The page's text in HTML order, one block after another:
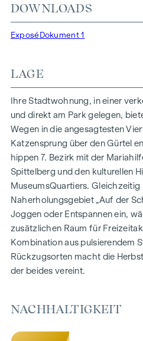
Mehr Infos unter:WOHNEN AM
Herbststraße – Winegg
Wohnflächen von ca. 30 bis
1- bis 4-Zimmerwohnungen
Gärten, Balkone, Loggien und
Großzügige Raumhöhen
Tiefgaragenstellplätze | E-
Innenhof Ruhelage
Photovoltaikanlage am Dach
Gemeinschaftsraum
ZUHAUSE ANKOMMEN
In der Herbststraße erwartet Sie
Wohngefühl, das Design und
außergewöhnliche Weise
stilvolles, modernes Leben
DOWNLOADS
Exposé Dokument 1
LAGE
Ihre Stadtwohnung, in einer
und direkt am Park gelegen,
Wegen in die angesagtesten
Katzensprung über den Gürtel
hippen 7. Bezirk mit der
Spittelberg und den kulturellen
MuseumsQuartiers. Gleichzeitig
Naherholungsgebiet „Auf der
Joggen oder Entspannen ein,
zusätzlichen Raum für
Kombination aus pulsierendem
Rückzugsorten macht die
der beides vereint.
NACHHALTIGKEIT